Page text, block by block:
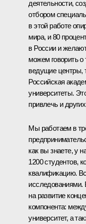
деятельности,
отбором
в этой работе
мира, и 80
в России и
можем говорить о
ведущие центры,
Российская
университеты.
привлечь и
Мы работаем в
как вы знаете, у
1200 студентов,
квалификацию.
исследованиями.
на развитие
компонента:
университет, а